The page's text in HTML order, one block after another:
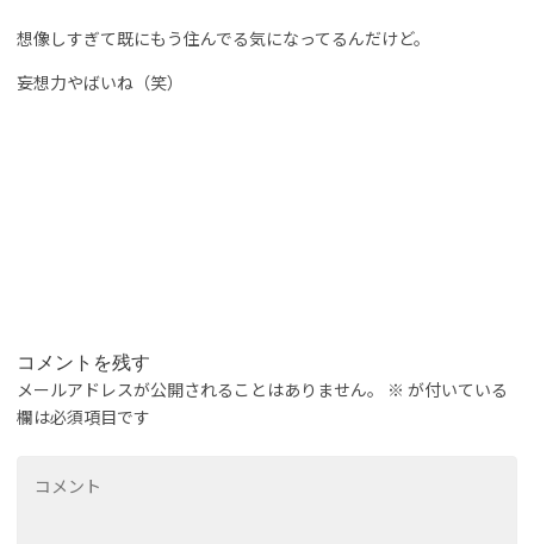
想像しすぎて既にもう住んでる気になってるんだけど。
妄想力やばいね（笑）
コメントを残す
メールアドレスが公開されることはありません。 ※ が付いている
欄は必須項目です